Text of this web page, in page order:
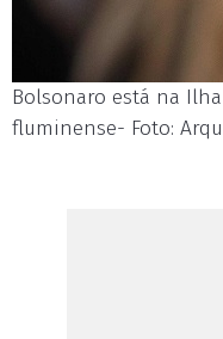
Bolsonaro está na
fluminense- Foto: